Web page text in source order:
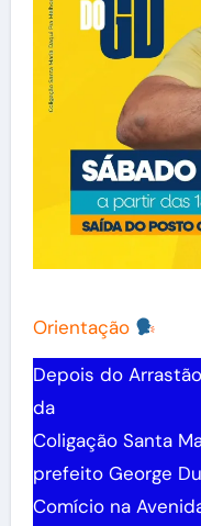
Orientação
Depois do
da
Coligação Santa
prefeito George
Comício na